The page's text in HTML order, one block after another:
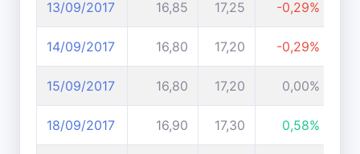
13/09/2017 16,85 17,25 -0,29%
14/09/2017 16,80 17,20 -0,29%
15/09/2017 16,80 17,20 0,00%
18/09/2017 16,90 17,30 0,58%